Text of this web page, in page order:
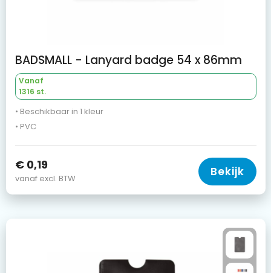
BADSMALL - Lanyard badge 54 x 86mm
Vanaf
1316 st.
• Beschikbaar in 1 kleur
• PVC
€ 0,19
vanaf excl. BTW Bekijk